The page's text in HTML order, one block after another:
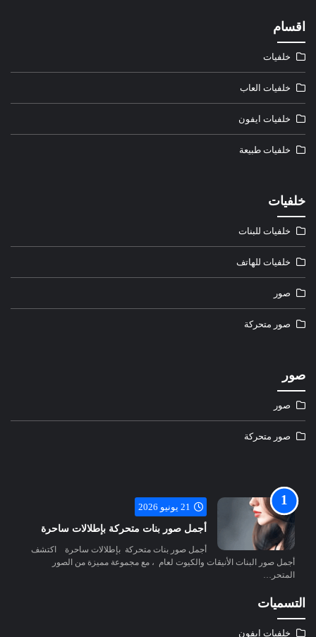
اقسام
خلفيات
خلفيات العاب
خلفيات ايفون
خلفيات طبيعة
خلفيات
خلفيات للبنات
خلفيات للهاتف
صور
صور متحركة
صور
صور
صور متحركة
21 يونيو 2026
أجمل صور بنات متحركة بإطلالات ساحرة
أجمل صور بنات متحركة بإطلالات ساحرة اكتشف
أجمل صور البنات الأنيقات والكيوت لعام ، مع مجموعة مميزة من الصور
المتحر…
التسميات
خلفيات ايفون